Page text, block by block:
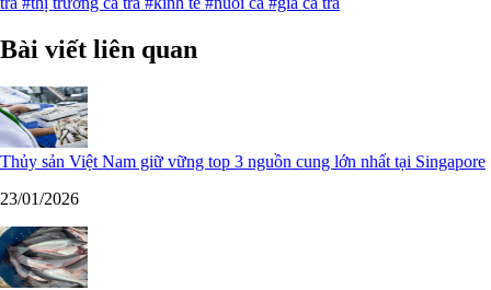
Bài viết liên quan
Thủy sản Việt Nam giữ vững top 3 nguồn cung lớn nhất tại Singapore
23/01/2026